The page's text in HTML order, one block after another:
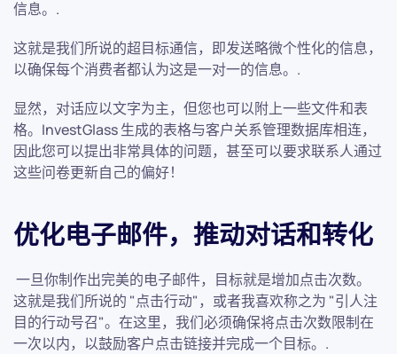
信息。.
这就是我们所说的超目标通信，即发送略微个性化的信息，
以确保每个消费者都认为这是一对一的信息。.
显然，对话应以文字为主，但您也可以附上一些文件和表
格。InvestGlass 生成的表格与客户关系管理数据库相连，
因此您可以提出非常具体的问题，甚至可以要求联系人通过
这些问卷更新自己的偏好！
优化电子邮件，推动对话和转化
一旦你制作出完美的电子邮件，目标就是增加点击次数。
这就是我们所说的 "点击行动"，或者我喜欢称之为 "引人注
目的行动号召"。在这里，我们必须确保将点击次数限制在
一次以内，以鼓励客户点击链接并完成一个目标。.